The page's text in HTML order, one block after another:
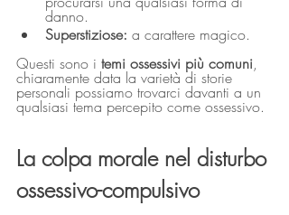
danno.
Superstiziose: a carattere magico.
Questi sono i temi ossessivi più comuni,
chiaramente data la varietà di storie
personali possiamo trovarci davanti a un
qualsiasi tema percepito come ossessivo.
La colpa morale nel disturbo
ossessivo-compulsivo